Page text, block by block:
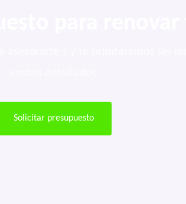
Solicitar presupuesto